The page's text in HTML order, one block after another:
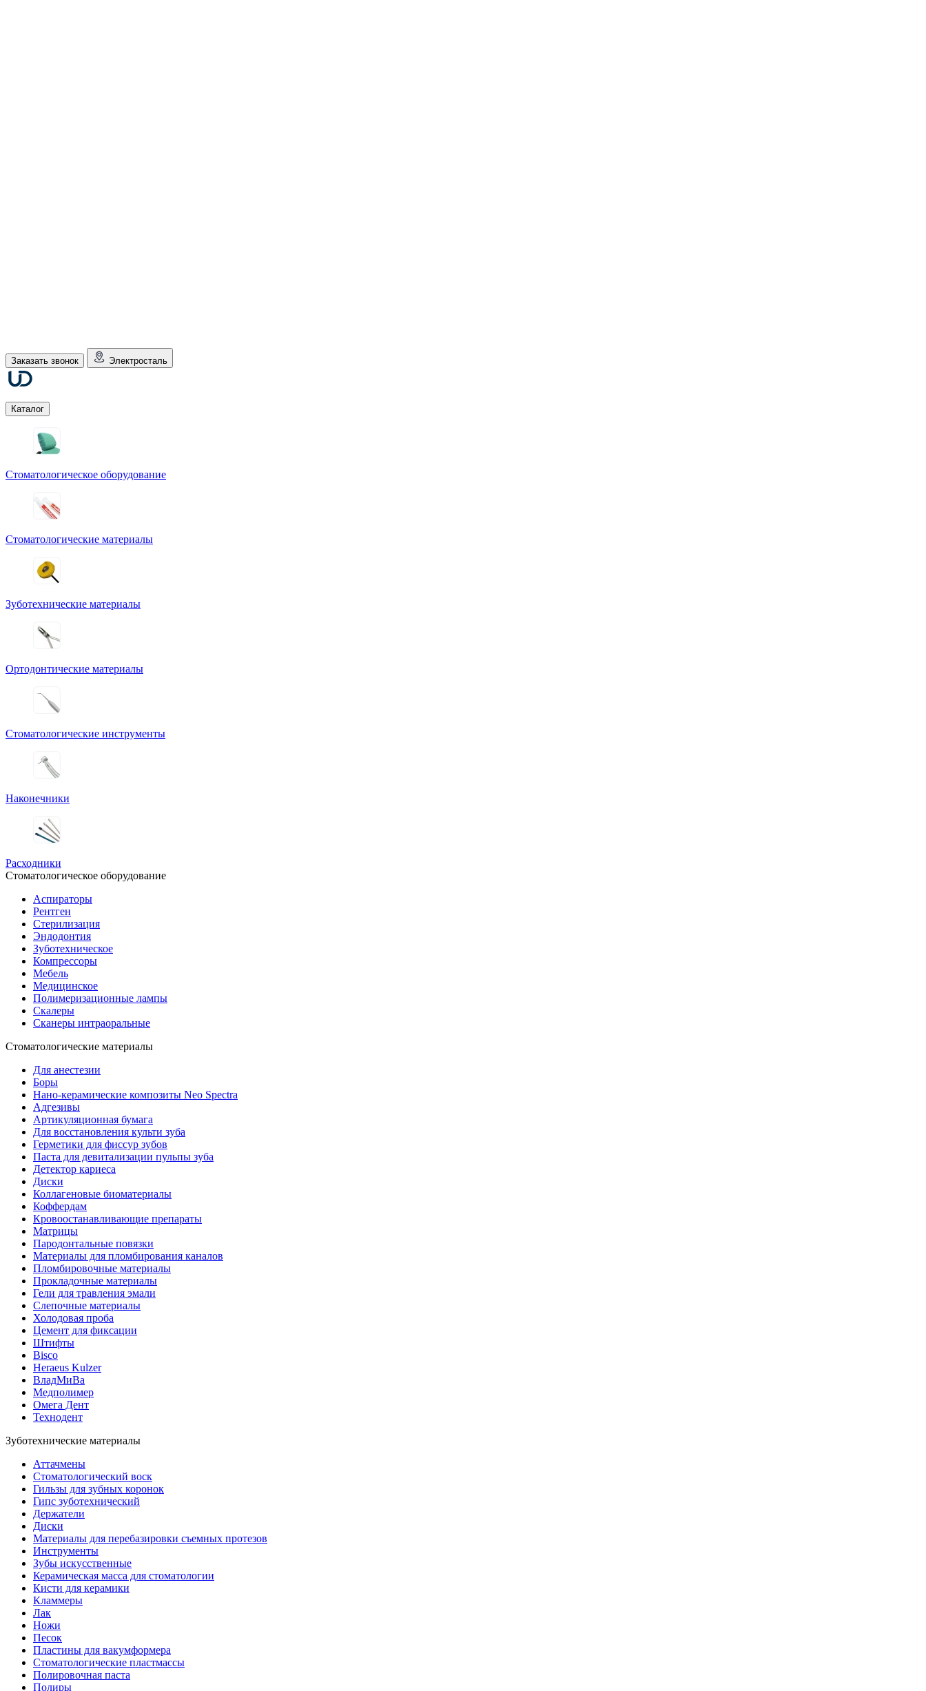
Заказать звонок Электросталь
Каталог
Стоматологическое оборудование
Стоматологические материалы
Зуботехнические материалы
Ортодонтические материалы
Стоматологические инструменты
Наконечники
Расходники
Стоматологическое оборудование
Аспираторы
Рентген
Стерилизация
Эндодонтия
Зуботехническое
Компрессоры
Мебель
Медицинское
Полимеризационные лампы
Скалеры
Сканеры интраоральные
Стоматологические материалы
Для анестезии
Боры
Нано-керамические композиты Neo Spectra
Адгезивы
Артикуляционная бумага
Для восстановления культи зуба
Герметики для фиссур зубов
Паста для девитализации пульпы зуба
Детектор кариеса
Диски
Коллагеновые биоматериалы
Коффердам
Кровоостанавливающие препараты
Матрицы
Пародонтальные повязки
Материалы для пломбирования каналов
Пломбировочные материалы
Прокладочные материалы
Гели для травления эмали
Слепочные материалы
Холодовая проба
Цемент для фиксации
Штифты
Bisco
Heraeus Kulzer
ВладМиВа
Медполимер
Омега Дент
Технодент
Зуботехнические материалы
Аттачмены
Стоматологический воск
Гильзы для зубных коронок
Гипс зуботехнический
Держатели
Диски
Материалы для перебазировки съемных протезов
Инструменты
Зубы искусственные
Керамическая масса для стоматологии
Кисти для керамики
Кламмеры
Лак
Ножи
Песок
Пластины для вакумформера
Стоматологические пластмассы
Полировочная паста
Полиры